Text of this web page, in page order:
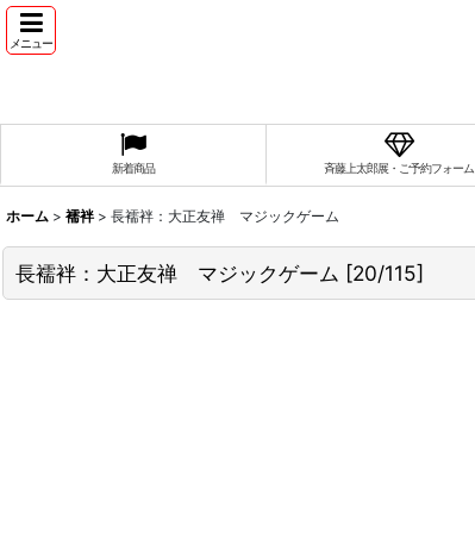
メニュー
新着商品 斉藤上太郎展・ご予約フォーム
ホーム > 襦袢 > 長襦袢：大正友禅 マジックゲーム
長襦袢：大正友禅 マジックゲーム [20/115]